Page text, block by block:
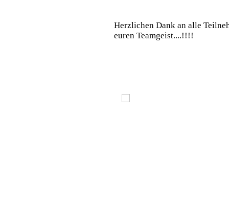
Herzlichen Dank an alle
euren Teamgeist....!!!!